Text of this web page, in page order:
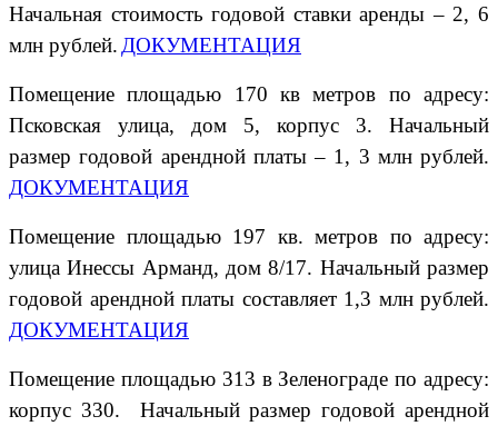
Начальная стоимость годовой ставки аренды – 2, 6
млн рублей. ДОКУМЕНТАЦИЯ
Помещение площадью 170 кв метров по адресу:
Псковская улица, дом 5, корпус 3. Начальный
размер годовой арендной платы – 1, 3 млн рублей.
ДОКУМЕНТАЦИЯ
Помещение площадью 197 кв. метров по адресу:
улица Инессы Арманд, дом 8/17. Начальный размер
годовой арендной платы составляет 1,3 млн рублей.
ДОКУМЕНТАЦИЯ
Помещение площадью 313 в Зеленограде по адресу:
корпус 330. Начальный размер годовой арендной